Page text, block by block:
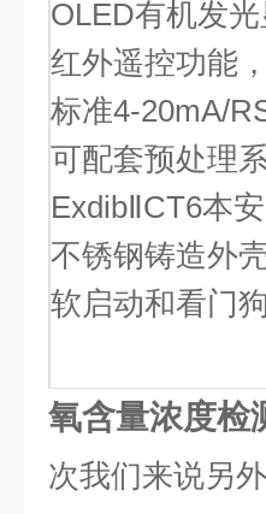
OLED有机发
红外遥控功能
标准4-20mA/
可配套预处理
ExdibⅡCT6本
不锈钢铸造外
软启动和看门
氧含量浓度检
次我们来说另